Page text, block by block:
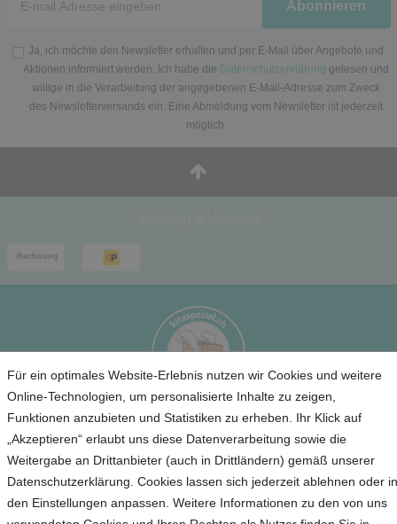
Honig
Abonnieren
Ja, ich möchte den Newsletter erhalten und per E-Mail über Angebote und
Aktionen informiert werden. Ich habe die Datenschutzerklärung gelesen und
willige in die Verarbeitung der angegebenen E-Mail-Adresse zum Zweck
des Newsletterversands ein. Eine Abmeldung vom Newsletter ist jederzeit
möglich.
Für ein optimales Website-Erlebnis nutzen wir Cookies und weitere
Online-Technologien, um personalisierte Inhalte zu zeigen,
Funktionen anzubieten und Statistiken zu erheben. Ihr Klick auf
„Akzeptieren“ erlaubt uns diese Datenverarbeitung sowie die
Weitergabe an Drittanbieter (auch in Drittländern) gemäß unserer
Datenschutzerklärung. Cookies lassen sich jederzeit ablehnen oder in
den Einstellungen anpassen. Weitere Informationen zu den von uns
Service
Unternehmen